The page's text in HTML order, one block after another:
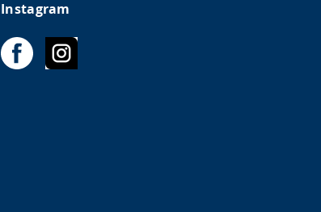
Instagram